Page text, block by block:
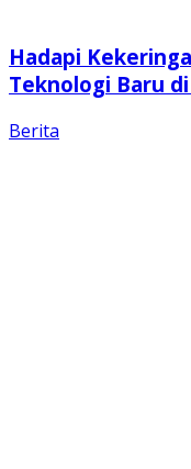
Hadapi
Teknologi Baru
Berita